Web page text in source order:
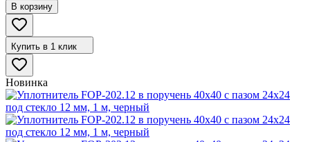
В корзину
Купить в 1 клик
Новинка